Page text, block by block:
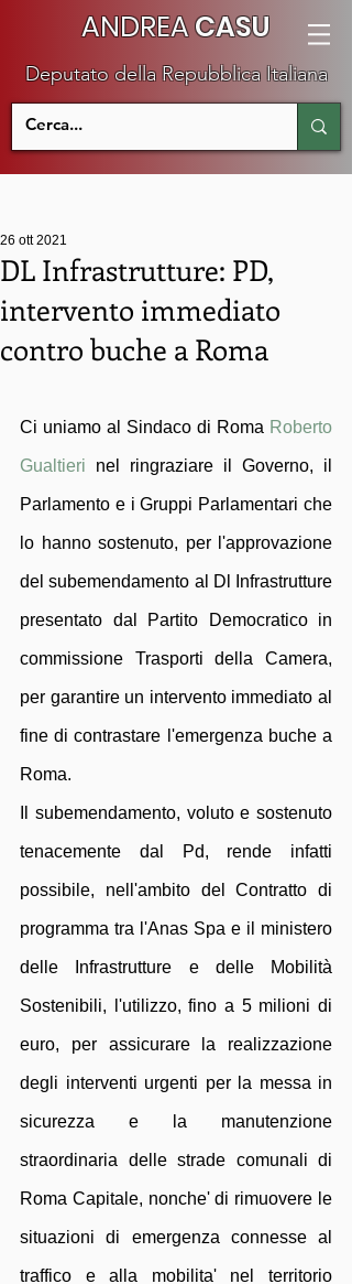
ANDREACASU
Deputato della Repubblica Italiana
DL Infrastrutture: PD,
intervento immediato
contro buche a Roma
26 ott 2021
Ci uniamo al Sindaco di Roma Roberto
Gualtieri nel ringraziare il Governo, il
Parlamento e i Gruppi Parlamentari che
lo hanno sostenuto, per l'approvazione
del subemendamento al Dl Infrastrutture
presentato dal Partito Democratico in
commissione Trasporti della Camera,
per garantire un intervento immediato al
fine di contrastare l'emergenza buche a
Roma.
Il subemendamento, voluto e sostenuto
tenacemente dal Pd, rende infatti
possibile, nell'ambito del Contratto di
programma tra l'Anas Spa e il ministero
delle Infrastrutture e delle Mobilità
Sostenibili, l'utilizzo, fino a 5 milioni di
euro, per assicurare la realizzazione
degli interventi urgenti per la messa in
sicurezza e la manutenzione
straordinaria delle strade comunali di
Roma Capitale, nonche' di rimuovere le
situazioni di emergenza connesse al
traffico e alla mobilita' nel territorio